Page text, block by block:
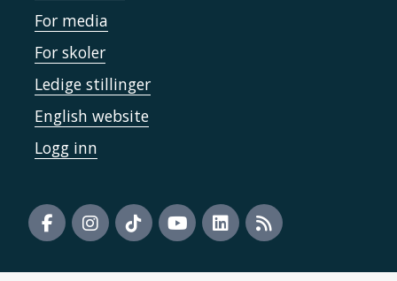
For media
For skoler
Ledige stillinger
English website
Logg inn